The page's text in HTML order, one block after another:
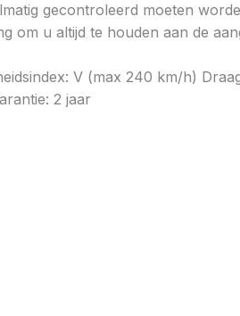
gecontroleerd moeten
om u altijd te houden aan de
V (max 240 km/h)
2 jaar